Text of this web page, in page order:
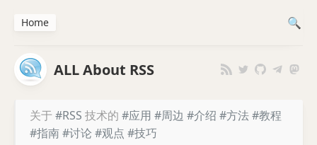
ALL About RSS
关于 #RSS 技术的 #应用 #周边 #介绍 #方法#教程
#指南#讨论 #观点 #技巧
Home